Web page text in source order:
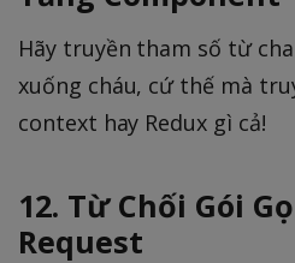
Hãy truyền tham số từ
xuống cháu, cứ thế mà
context hay Redux gì cả!
12. Từ Chối Gói
Request